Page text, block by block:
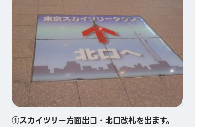
①スカイツリー方面出口・北口改札を出ます。